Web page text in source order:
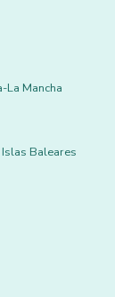
La Mancha
Baleares